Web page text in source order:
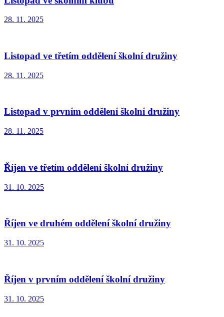
28. 11. 2025
Listopad ve třetím oddělení školní družiny
28. 11. 2025
Listopad v prvním oddělení školní družiny
28. 11. 2025
Říjen ve třetím oddělení školní družiny
31. 10. 2025
Říjen ve druhém oddělení školní družiny
31. 10. 2025
Říjen v prvním oddělení školní družiny
31. 10. 2025